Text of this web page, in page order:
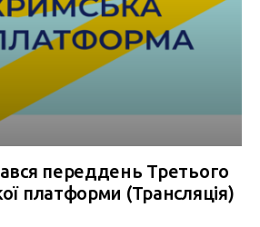
переддень Третього
платформи (Трансляція)